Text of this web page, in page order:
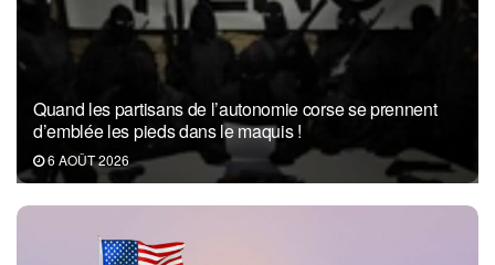
Quand les partisans de l’autonomie corse se prennent
d’emblée les pieds dans le maquis !
6 AOÛT 2026